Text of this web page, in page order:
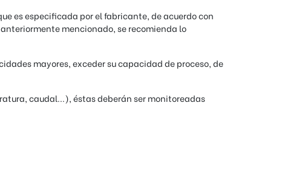
es especificada por el fabricante, de acuerdo con
mencionado, se recomienda lo
mayores, exceder su capacidad de proceso, de
caudal...), éstas deberán ser monitoreadas